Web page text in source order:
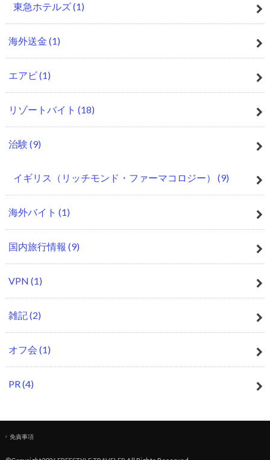
東急ホテルズ(1)
海外送金 (1)
エアビ(1)
リゾートバイト (18)
治験 (9)
イギリス（リッチモンド・ファーマコロジー） (9)
海外バイト (1)
国内旅行情報 (9)
VPN (1)
雑記(2)
オフ会 (1)
PR(4)
免責事項